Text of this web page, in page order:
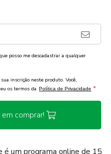
posso me descadastrar a qualquer
inscrição neste produto. Você,
os termos da Política de Privacidade *
comprar!
é um programa online de 15